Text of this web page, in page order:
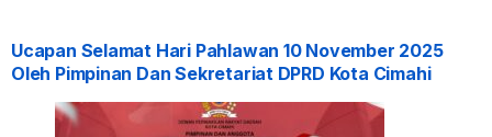
Ucapan Selamat Hari Pahlawan 10 November 2025
Oleh Pimpinan Dan Sekretariat DPRD Kota Cimahi